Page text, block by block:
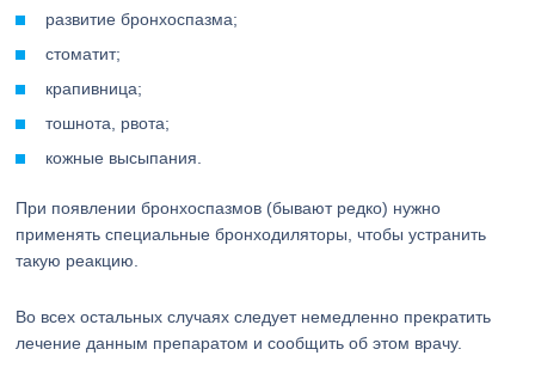
развитие бронхоспазма;
стоматит;
крапивница;
тошнота, рвота;
кожные высыпания.
При появлении бронхоспазмов (бывают редко) нужно
применять специальные бронходиляторы, чтобы устранить
такую реакцию.
Во всех остальных случаях следует немедленно прекратить
лечение данным препаратом и сообщить об этом врачу.